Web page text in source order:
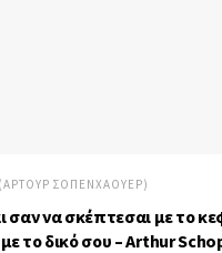
(ΆΡΤΟΥΡ ΣΟΠΕΝΧΆΟΥΕΡ)
σαν να σκέπτεσαι με το
το δικό σου – Arthur